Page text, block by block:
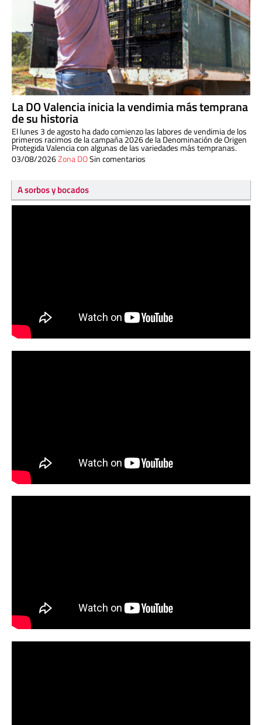
La DO Valencia inicia la vendimia más temprana
de su historia
El lunes 3 de agosto ha dado comienzo las labores de vendimia de los
primeros racimos de la campaña 2026 de la Denominación de Origen
Protegida Valencia con algunas de las variedades más tempranas.
03/08/2026Zona DOSin comentarios
A sorbos y bocados